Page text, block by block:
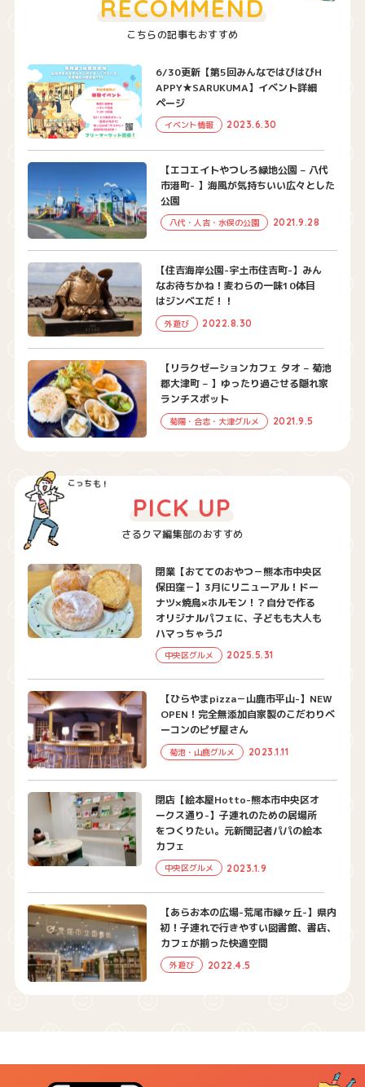
こちらの記事もおすすめ
RECOMMEND
6/30更新【第5回みんなではぴはぴH
APPY★SARUKUMA】イベント詳細
ページ
イベント情報 2023.6.30
【エコエイトやつしろ緑地公園 – 八代
市港町- 】海風が気持ちいい広々とした
公園
八代・人吉・水俣の公園 2021.9.28
【住吉海岸公園-宇土市住吉町-】みん
なお待ちかね！麦わらの一味10体目
はジンベエだ！！
外遊び 2022.8.30
【リラクゼーションカフェ タオ – 菊池
郡大津町 – 】ゆったり過ごせる隠れ家
ランチスポット
菊陽・合志・大津グルメ 2021.9.5
さるクマ編集部のおすすめ
PICK UP
閉業【おててのおやつ－熊本市中央区
保田窪－】3月にリニューアル！ドー
ナツ×焼鳥×ホルモン！？自分で作る
オリジナルパフェに、子どもも大人も
ハマっちゃう♫
中央区グルメ 2025.5.31
【ひらやまpizza－山鹿市平山-】NEW
OPEN！完全無添加自家製のこだわりベ
ーコンのピザ屋さん
菊池・山鹿グルメ 2023.1.11
閉店【絵本屋Hotto-熊本市中央区オ
ークス通り-】子連れのための居場所
をつくりたい。元新聞記者パパの絵本
カフェ
中央区グルメ 2023.1.9
【あらお本の広場-荒尾市緑ヶ丘-】県内
初！子連れで行きやすい図書館、書店、
カフェが揃った快適空間
外遊び 2022.4.5